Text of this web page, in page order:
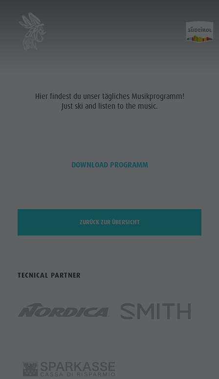
Hier findest du unser tägliches Musikprogramm!
Just ski and listen to the music.
DOWNLOAD PROGRAMM
ZURÜCK ZUR ÜBERSICHT
TECNICAL PARTNER